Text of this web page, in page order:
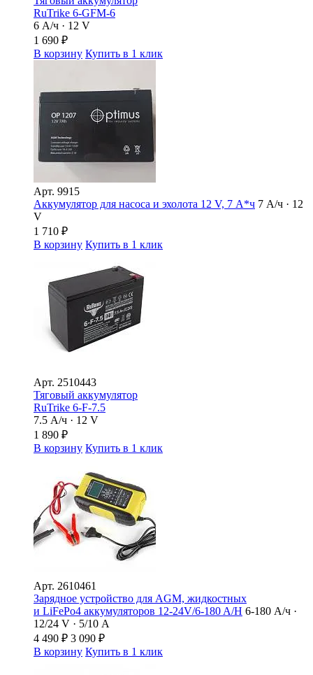
RuTrike 6-GFM-6
6 А/ч · 12 V
1 690 ₽
В корзину Купить в 1 клик
Арт. 9915
Аккумулятор для насоса и эхолота 12 V, 7 А*ч 7 А/ч · 12
V
1 710 ₽
В корзину Купить в 1 клик
Арт. 2510443
Тяговый аккумулятор
RuTrike 6-F-7.5
7.5 А/ч · 12 V
1 890 ₽
В корзину Купить в 1 клик
Арт. 2610461
Зарядное устройство для AGM, жидкостных
и LiFePo4 аккумуляторов 12-24V/6-180 A/Н 6-180 А/ч ·
12/24 V · 5/10 А
4 490 ₽ 3 090 ₽
В корзину Купить в 1 клик